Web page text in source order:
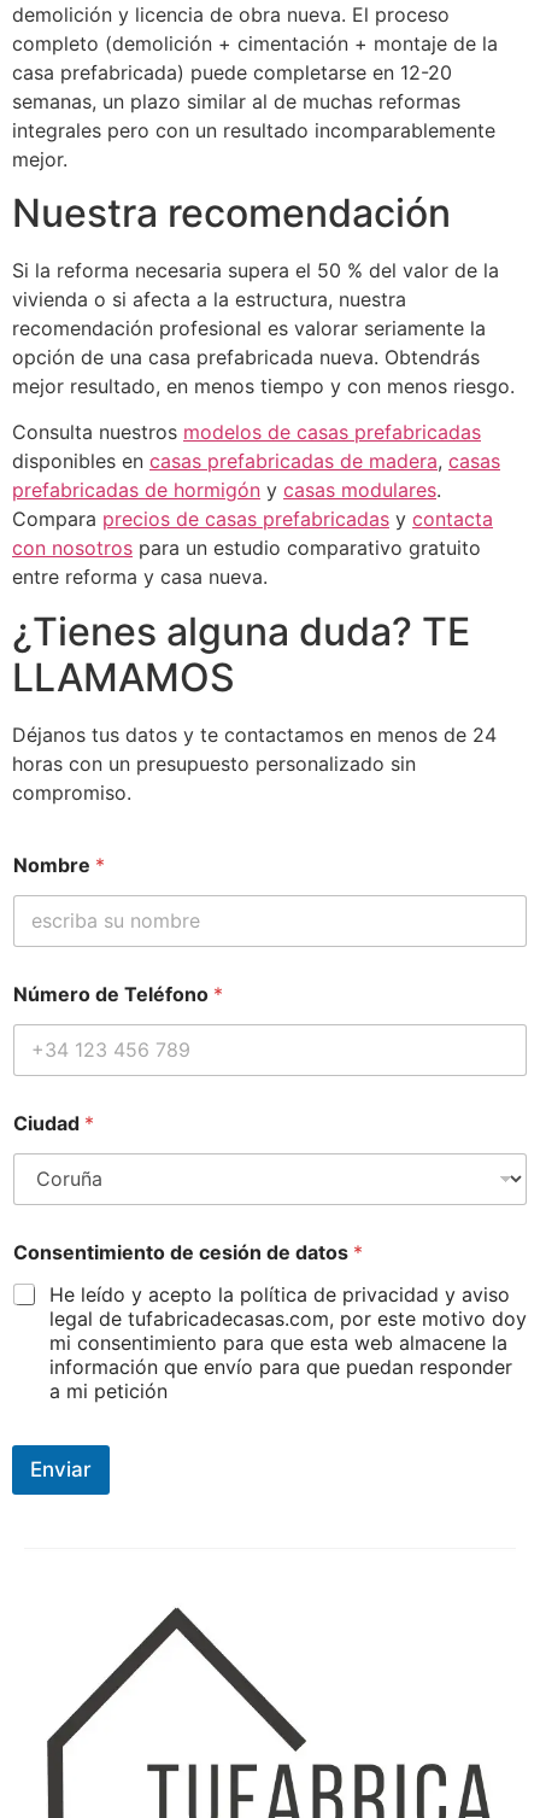
demolición y licencia de obra nueva. El proceso
completo (demolición + cimentación + montaje de la
casa prefabricada) puede completarse en 12-20
semanas, un plazo similar al de muchas reformas
integrales pero con un resultado incomparablemente
mejor.
Nuestra recomendación
Si la reforma necesaria supera el 50 % del valor de la
vivienda o si afecta a la estructura, nuestra
recomendación profesional es valorar seriamente la
opción de una casa prefabricada nueva. Obtendrás
mejor resultado, en menos tiempo y con menos riesgo.
Consulta nuestros modelos de casas prefabricadas
disponibles en casas prefabricadas de madera, casas
prefabricadas de hormigón y casas modulares.
Compara precios de casas prefabricadas y contacta
con nosotros para un estudio comparativo gratuito
entre reforma y casa nueva.
¿Tienes alguna duda? TE
LLAMAMOS
Déjanos tus datos y te contactamos en menos de 24
horas con un presupuesto personalizado sin
compromiso.
Nombre *
Número de Teléfono *
e
c
ó
n
d
e
Ciudad *
Consentimiento de cesión de datos *
He leído y acepto la política de privacidad y aviso
legal de tufabricadecasas.com, por este motivo doy
mi consentimiento para que esta web almacene la
información que envío para que puedan responder
a mi petición
Enviar